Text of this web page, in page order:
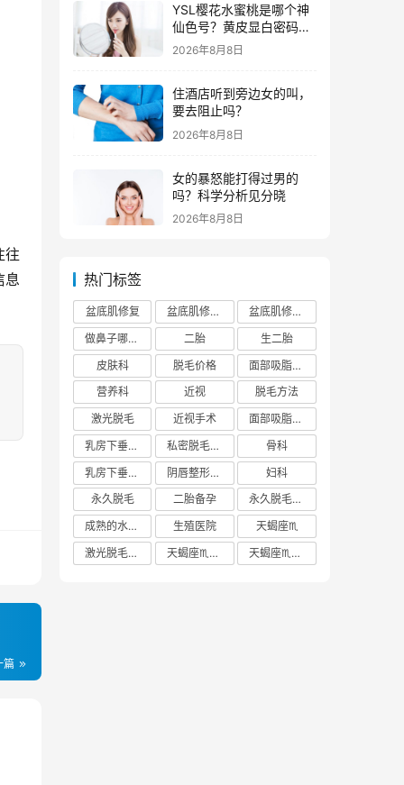
往
息
篇
YSL樱花水蜜桃是哪个神
仙色号？黄皮显白密码全
解析
2026年8月8日
住酒店听到旁边女的叫，
要去阻止吗？
2026年8月8日
女的暴怒能打得过男的
吗？科学分析见分晓
2026年8月8日
热门标签
盆底肌修复 盆底肌修复医院排行榜
盆底肌修复多少钱
做鼻子哪个正规医院比较出名
二胎
生二胎
皮肤科
脱毛价格
面部吸脂费用
营养科
近视
脱毛方法
激光脱毛
近视手术
面部吸脂多少钱
乳房下垂矫正价格
私密脱毛方法
骨科
乳房下垂矫正费用
阴唇整形手术多少钱
妇科
永久脱毛
二胎备孕
永久脱毛方法
成熟的水蜜桃
生殖医院
天蝎座♏️
激光脱毛价格
天蝎座♏️女生 天蝎座♏️男生